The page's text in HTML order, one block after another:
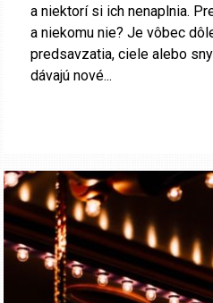
a niektorí si ich nenaplnia.
a niekomu nie? Je vôbec
predsavzatia, ciele alebo
dávajú nové...